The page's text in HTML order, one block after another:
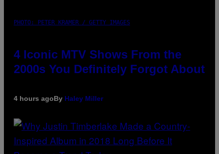
PHOTO: PETER KRAMER / GETTY IMAGES
4 Iconic MTV Shows From the
2000s You Definitely Forgot About
4 hours agoBy Haley Miller